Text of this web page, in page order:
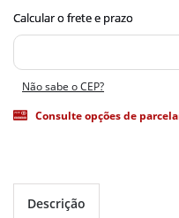
Não sabe o CEP?
Consulte opções de
Descrição